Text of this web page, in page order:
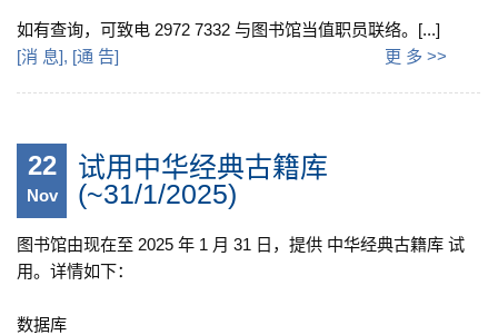
如有查询，可致电 2972 7332 与图书馆当值职员联络。[...]
[消 息], [通 告] 更 多 >>
22
Nov
试用中华经典古籍库
(~31/1/2025)
图书馆由现在至 2025 年 1 月 31 日，提供 中华经典古籍库 试
用。详情如下：
数据库